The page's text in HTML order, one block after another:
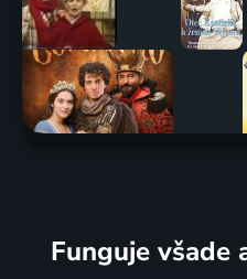
Funguje všade